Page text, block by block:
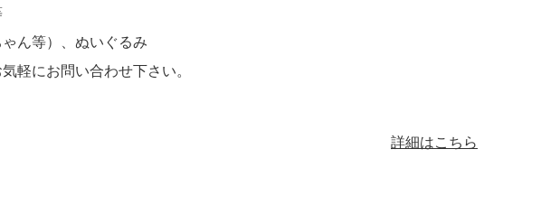
ん等）、ぬいぐるみ
軽にお問い合わせ下さい。
詳細はこちら